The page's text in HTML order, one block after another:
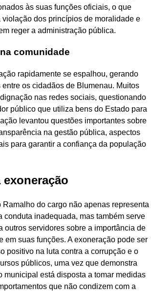
às suas funções oficiais, o que
violação dos princípios de moralidade e
reger a administração pública.
comunidade
rapidamente se espalhou, gerando
os cidadãos de Blumenau. Muitos
nas redes sociais, questionando
público que utiliza bens do Estado para
levantou questões importantes sobre
na gestão pública, aspectos
para garantir a confiança da população
Ramalho do cargo não apenas representa
conduta inadequada, mas também serve
outros servidores sobre a importância de
em suas funções. A exoneração pode ser
positivo na luta contra a corrupção e o
públicos, uma vez que demonstra
municipal está disposta a tomar medidas
que não condizem com a